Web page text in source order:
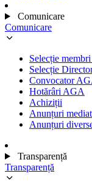
Comunicare
Comunicare
Selecție
Selecție
Convocator
Hotărâri AGA
Achiziții
Anunțuri
Anunțuri
Transparență
Transparență